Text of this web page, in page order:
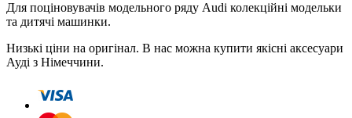
Для поціновувачів модельного ряду Audi колекційні модельки
та дитячі машинки.
Низькі ціни на оригінал. В нас можна купити якісні аксесуари
Ауді з Німеччини.